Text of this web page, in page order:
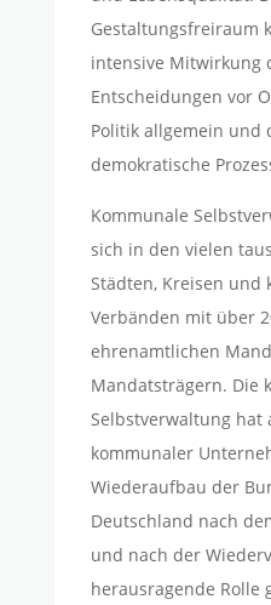
Gestaltungsfreiraum
intensive Mitwirkung
Entscheidungen vor
Politik allgemein und
demokratische
Kommunale
sich in den vielen
Städten, Kreisen und
Verbänden mit über
ehrenamtlichen
Mandatsträgern. Die
Selbstverwaltung hat
kommunaler
Wiederaufbau der
Deutschland nach
und nach der
herausragende Rolle